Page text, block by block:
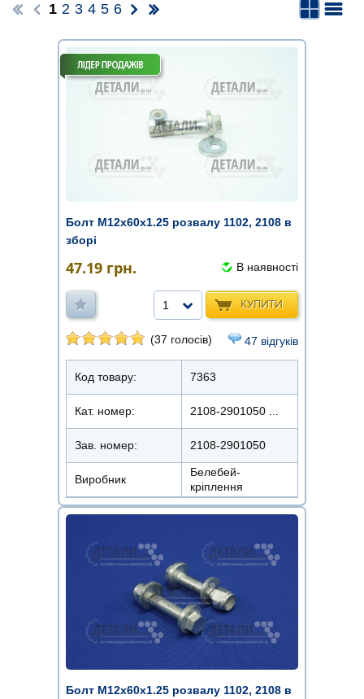
1 2 3 4 5 6
Болт М12х60х1.25 розвалу 1102, 2108 в
зборі
47.19 грн. В наявності
КУПИТИ
1
(37 голосів) 47 відгуків
Код товару: 7363
Кат. номер: 2108-2901050 ...
Зав. номер: 2108-2901050
Виробник
Белебей-
кріплення
Болт М12х60х1.25 розвалу 1102, 2108 в